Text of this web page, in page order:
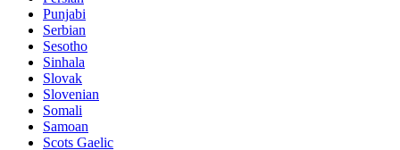
Punjabi
Serbian
Sesotho
Sinhala
Slovak
Slovenian
Somali
Samoan
Scots Gaelic